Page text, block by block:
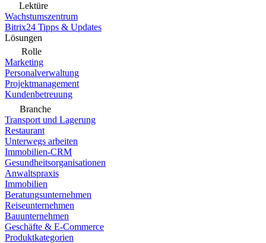
Lektüre
Wachstumszentrum
Bitrix24 Tipps & Updates
Lösungen
Rolle
Marketing
Personalverwaltung
Projektmanagement
Kundenbetreuung
Branche
Transport und Lagerung
Restaurant
Unterwegs arbeiten
Immobilien-CRM
Gesundheitsorganisationen
Anwaltspraxis
Immobilien
Beratungsunternehmen
Reiseunternehmen
Bauunternehmen
Geschäfte & E-Commerce
Produktkategorien